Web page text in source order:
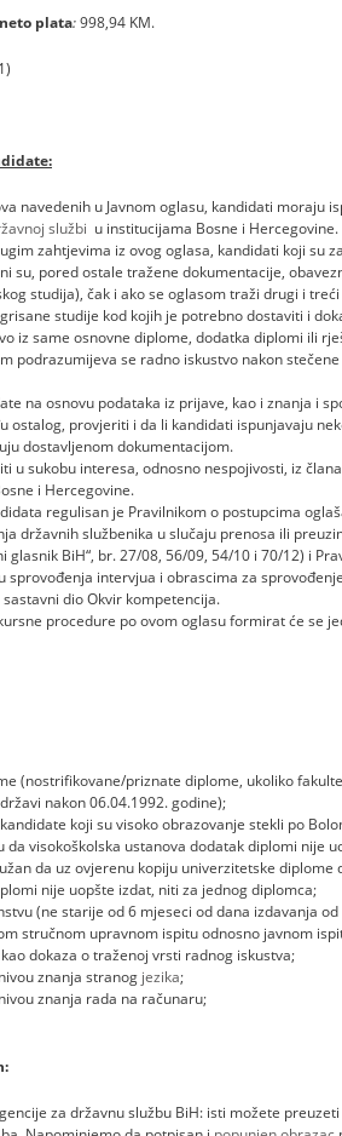
plata:998,94 KM.
navedenih u Javnom oglasu, kandidati moraju
službi u institucijama Bosne i Hercegovine.
zahtjevima iz ovog oglasa, kandidati koji su
su, pored ostale tražene dokumentacije,
studija), čak i ako se oglasom traži drugi i
studije kod kojih je potrebno dostaviti i
iz same osnovne diplome, dodatka diplomi ili
podrazumijeva se radno iskustvo nakon
na osnovu podataka iz prijave, kao i znanja i
ostalog, provjeriti i da li kandidati ispunjavaju
dostavljenom dokumentacijom.
u sukobu interesa, odnosno nespojivosti, iz
i Hercegovine.
regulisan je Pravilnikom o postupcima
državnih službenika u slučaju prenosa ili
glasnik BiH“, br. 27/08, 56/09, 54/10 i 70/12) i
sprovođenja intervjua i obrascima za
dio Okvir kompetencija.
procedure po ovom oglasu formirat će se
(nostrifikovane/priznate diplome, ukoliko
nakon 06.04.1992. godine);
koji su visoko obrazovanje stekli po
da visokoškolska ustanova dodatak diplomi nije
da uz ovjerenu kopiju univerzitetske diplome
nije uopšte izdat, niti za jednog diplomca;
(ne starije od 6 mjeseci od dana izdavanja
stručnom upravnom ispitu odnosno javnom
dokaza o traženoj vrsti radnog iskustva;
znanja stranog jezika;
znanja rada na računaru;
za državnu službu BiH: isti možete